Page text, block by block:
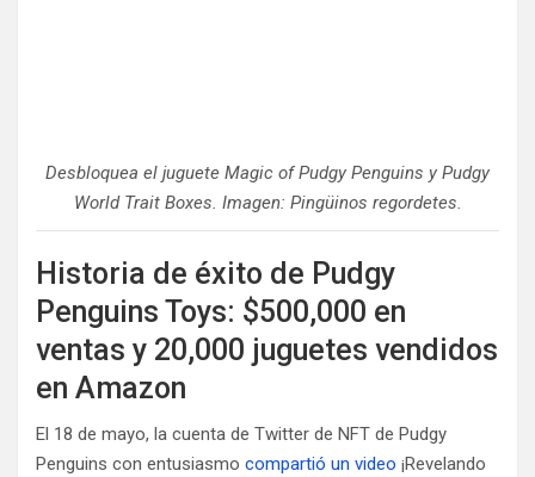
Desbloquea el juguete Magic of Pudgy Penguins y Pudgy
World Trait Boxes. Imagen: Pingüinos regordetes.
Historia de éxito de Pudgy
Penguins Toys: $500,000 en
ventas y 20,000 juguetes vendidos
en Amazon
El 18 de mayo, la cuenta de Twitter de NFT de Pudgy
Penguins con entusiasmo compartió un video ¡Revelando